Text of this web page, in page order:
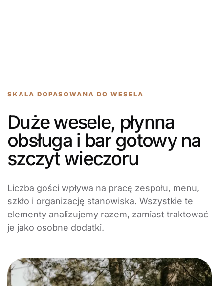
SKALA DOPASOWANA DO WESELA
Duże wesele, płynna
obsługa i bar gotowy na
szczyt wieczoru
Liczba gości wpływa na pracę zespołu, menu,
szkło i organizację stanowiska. Wszystkie te
elementy analizujemy razem, zamiast traktować
je jako osobne dodatki.